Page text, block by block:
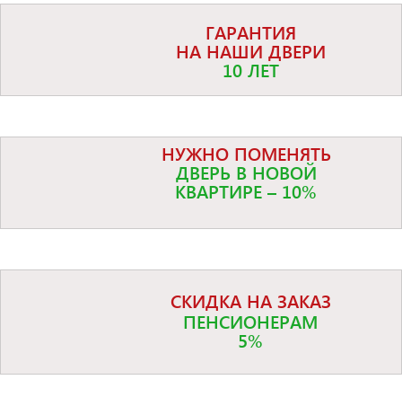
ГАРАНТИЯ
НА НАШИ ДВЕРИ
10 ЛЕТ
НУЖНО ПОМЕНЯТЬ
ДВЕРЬ В НОВОЙ
КВАРТИРЕ – 10%
СКИДКА НА ЗАКАЗ
ПЕНСИОНЕРАМ
5%